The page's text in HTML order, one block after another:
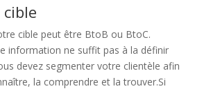
cible peut être BtoB ou BtoC.
information ne suffit pas à la définir
devez segmenter votre clientèle afin
la comprendre et la trouver.Si